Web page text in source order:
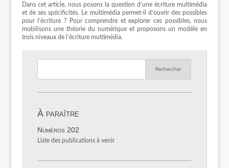
Dans cet article, nous posons la question d’une écriture multimédia
et de ses spécificités. Le multimédia permet-il d’ouvrir des possibles
pour l’écriture ? Pour comprendre et explorer ces possibles, nous
mobilisons une théorie du numérique et proposons un modèle en
trois niveaux de l’écriture multimédia.
À paraître
Numéros 202
Liste des publications à venir